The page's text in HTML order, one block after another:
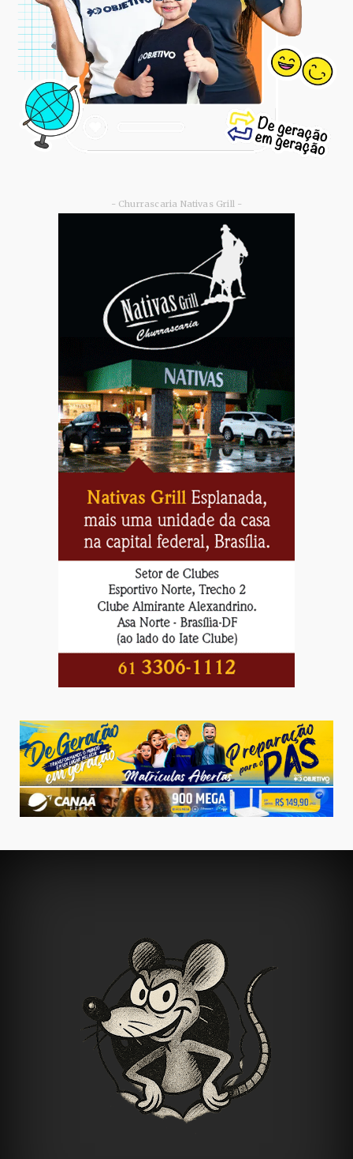
- Churrascaria Nativas Grill -